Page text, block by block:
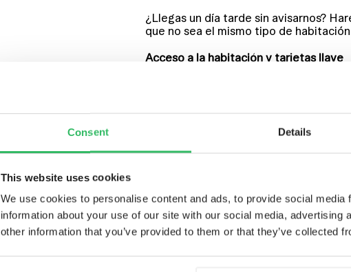
Consent Details
This website uses cookies
We use cookies to personalise content and ads, to provide social
information about your use of our site with our social media, advertising
other information that you’ve provided to them or that they’ve collected
¿Llegas un día tarde sin avisarnos?
que no sea el mismo tipo de
Acceso a la habitación y tarjetas llave
Recibirás una tarjeta llave en el
reemplazo cuesta 2 £/€ — vale la
Clink ofrece a lo largo del año
huéspedes excepto para reservas de
condiciones. Todos los paquetes, la
no reembolsables una vez
Recibos y facturas
¿Necesitas justificante de pago?
disponibles después de tu estancia a